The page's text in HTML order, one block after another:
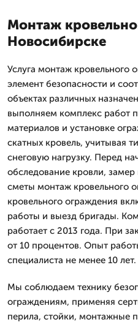
Монтаж
Новосибирске
Услуга монтаж кровельного
элемент безопасности и
объектах различных
выполняем комплекс работ
материалов и установке
скатных кровель, учитывая
снеговую нагрузку. Перед
обследование кровли, замер
сметы монтаж кровельного
кровельного ограждения
работы и выезд бригады.
работает с 2013 года. При
от 10 процентов. Опыт
специалиста не менее 10 лет.
Мы соблюдаем технику
ограждениям, применяя
перила, стойки, монтажные